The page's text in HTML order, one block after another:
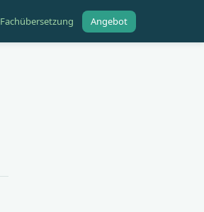
Fachübersetzung Angebot